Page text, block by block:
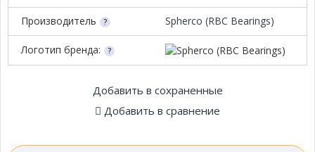
Производитель Spherco (RBC Bearings)
Логотип бренда:
Добавить в сохраненные
Добавить в сравнение